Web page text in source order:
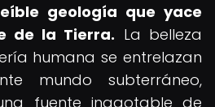
geología que yace
de la Tierra. La belleza
humana se entrelazan
mundo subterráneo,
fuente inagotable de